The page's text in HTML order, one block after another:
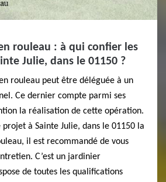
rouleau : à qui confier les
Julie, dans le 01150 ?
rouleau peut être déléguée à un
Ce dernier compte parmi ses
la réalisation de cette opération.
projet à Sainte Julie, dans le 01150 la
il est recommandé de vous
C’est un jardinier
de toutes les qualifications